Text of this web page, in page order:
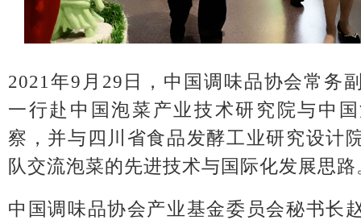
2021年9月29日，中国调味品协会常务
一行赴中国泡菜产业技术研究院与中
察，并与四川省食品发酵工业研究设计
队交流泡菜的先进技术与国际化发展思路
中国调味品协会产业基金委员会秘书长